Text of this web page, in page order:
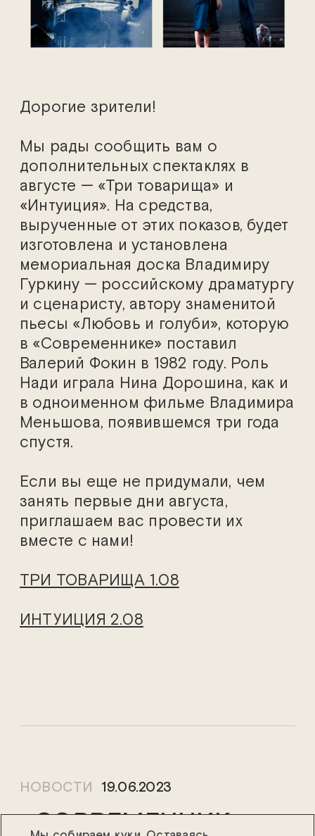
Дорогие зрители!
Мы рады сообщить вам о
дополнительных спектаклях в
августе — «Три товарища» и
«Интуиция». На средства,
вырученные от этих показов, будет
изготовлена и установлена
мемориальная доска Владимиру
Гуркину — российскому драматургу
и сценаристу, автору знаменитой
пьесы «Любовь и голуби», которую
в «Современнике» поставил
Валерий Фокин в 1982 году. Роль
Нади играла Нина Дорошина, как и
в одноименном фильме Владимира
Меньшова, появившемся три года
спустя.
Если вы еще не придумали, чем
занять первые дни августа,
приглашаем вас провести их
вместе с нами!
ТРИ ТОВАРИЩА 1.08
ИНТУИЦИЯ 2.08
НОВОСТИ 19.06.2023
«СОВРЕМЕННИК»